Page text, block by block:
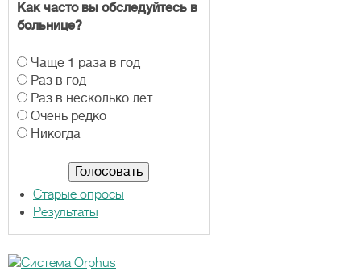
Как часто вы обследуйтесь в
больнице?
В
а
р
и
а
Чаще 1 раза в год
Раз в год
Раз в несколько лет
Очень редко
Никогда
Старые опросы
Результаты